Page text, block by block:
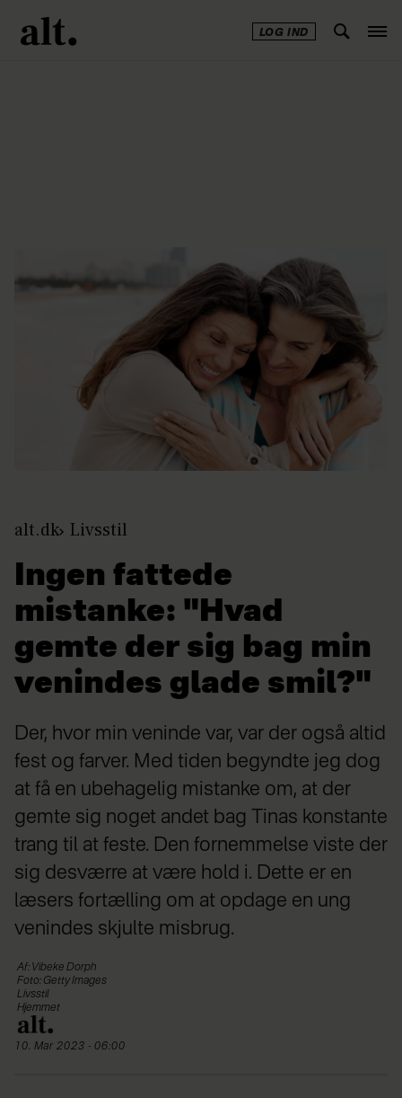
LOG IND
alt.dk Livsstil
Ingen fattede
mistanke: "Hvad
gemte der sig bag min
venindes glade smil?"
Der, hvor min veninde var, var der også altid
fest og farver. Med tiden begyndte jeg dog
at få en ubehagelig mistanke om, at der
gemte sig noget andet bag Tinas konstante
trang til at feste. Den fornemmelse viste der
sig desværre at være hold i. Dette er en
læsers fortælling om at opdage en ung
venindes skjulte misbrug.
Af: Vibeke Dorph
Foto: Getty Images
Livsstil
Hjemmet
10. Mar 2023 - 06:00